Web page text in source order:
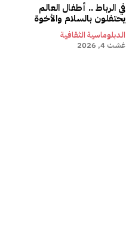
في الرباط .. أطفال العالم
يحتفلون بالسلام والأخوة
الدبلوماسية الثقافية
غشت 4, 2026